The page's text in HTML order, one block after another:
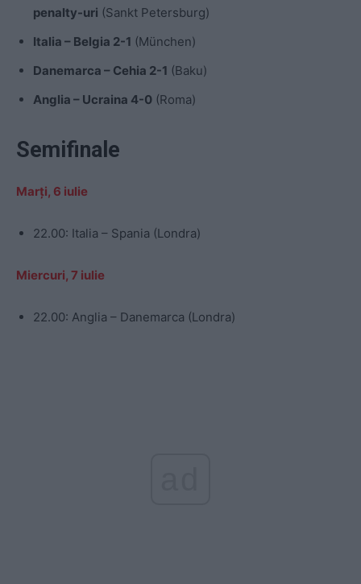
penalty-uri (Sankt Petersburg)
Italia – Belgia 2-1 (München)
Danemarca – Cehia 2-1 (Baku)
Anglia – Ucraina 4-0 (Roma)
Semifinale
Marți, 6 iulie
22.00: Italia – Spania (Londra)
Miercuri, 7 iulie
22.00: Anglia – Danemarca (Londra)